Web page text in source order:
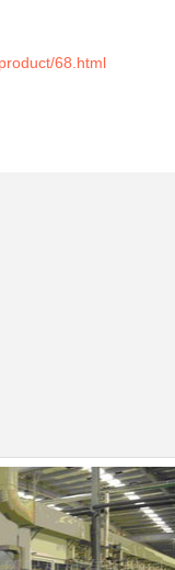
68.html